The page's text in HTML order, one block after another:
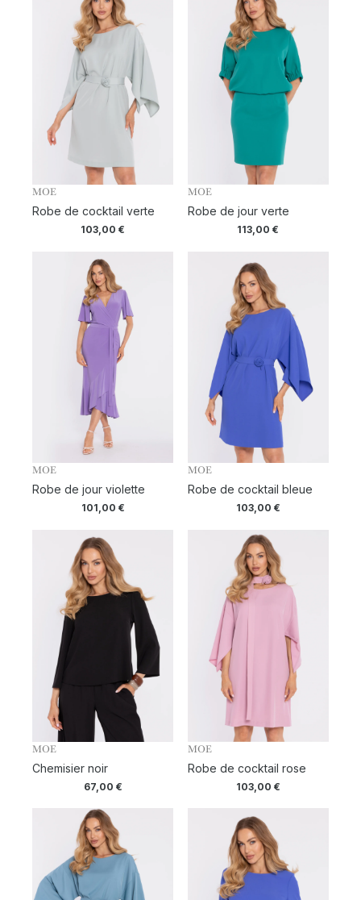
MOE
Robe de cocktail verte
103,00€
MOE
Robe de jour verte
113,00€
MOE
Robe de jour violette
101,00 €
MOE
Robe de cocktail bleue
103,00 €
MOE
Chemisier noir
67,00 €
MOE
Robe de cocktail rose
103,00 €